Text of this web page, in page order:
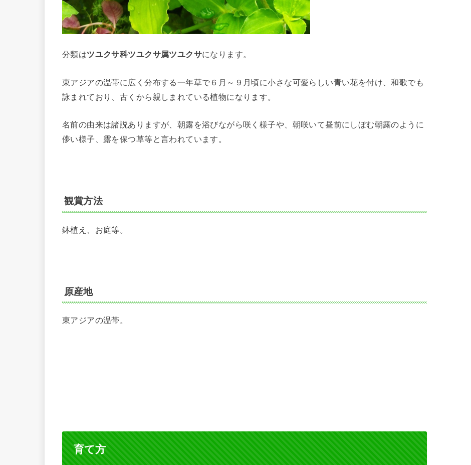
分類はツユクサ科ツユクサ属ツユクサになります。
東アジアの温帯に広く分布する一年草で６月～９月頃に小さな可愛らしい青い花を付け、和歌でも
詠まれており、古くから親しまれている植物になります。
名前の由来は諸説ありますが、朝露を浴びながら咲く様子や、朝咲いて昼前にしぼむ朝露のように
儚い様子、露を保つ草等と言われています。
観賞方法
鉢植え、お庭等。
原産地
東アジアの温帯。
育て方